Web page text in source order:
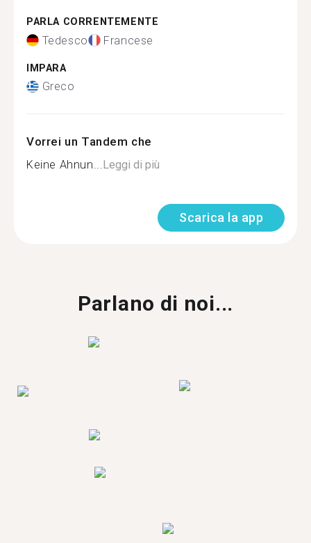
PARLA CORRENTEMENTE
Tedesco Francese
IMPARA
Greco
Vorrei un Tandem che
Keine Ahnun...Leggi di più
Scarica la app
Parlano di noi...